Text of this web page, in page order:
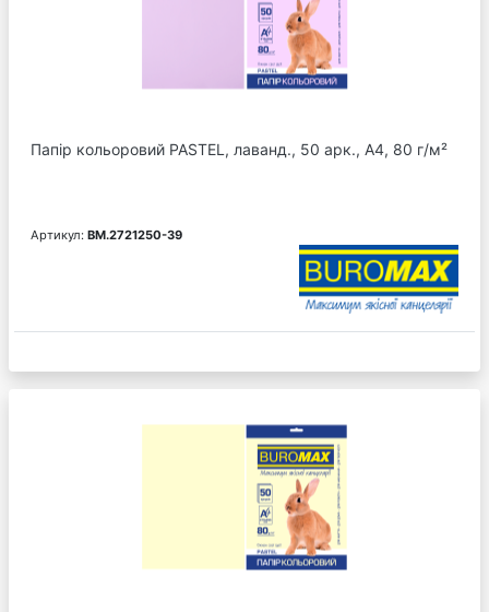
Папір кольоровий PASTEL, лаванд., 50 арк., А4, 80 г/м²
Артикул: BM.2721250-39